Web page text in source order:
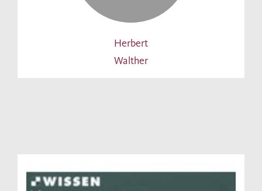
Herbert
Walther